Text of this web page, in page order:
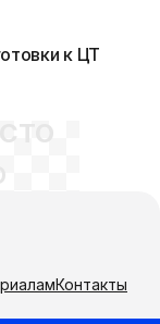
к ЦТ
Контакты